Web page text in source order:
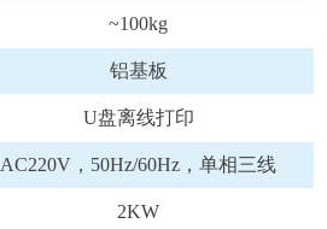
~100kg
铝基板
U盘离线打印
AC220V，50Hz/60Hz，单相三线
2KW